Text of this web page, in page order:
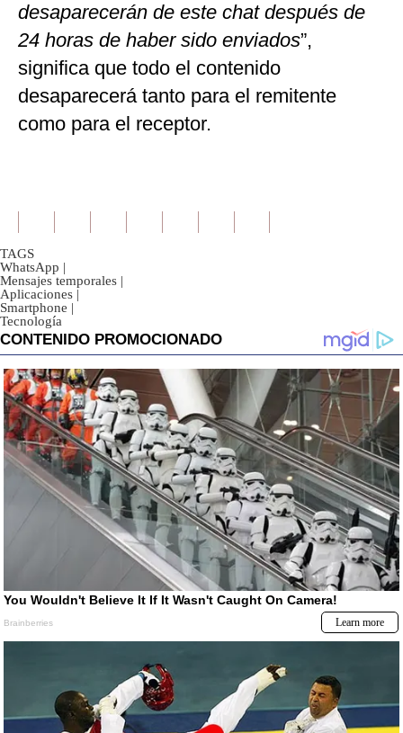
desaparecerán de este chat después de
24 horas de haber sido enviados”,
significa que todo el contenido
desaparecerá tanto para el remitente
como para el receptor.
TAGS
WhatsApp |
Mensajes temporales |
Aplicaciones |
Smartphone |
Tecnología